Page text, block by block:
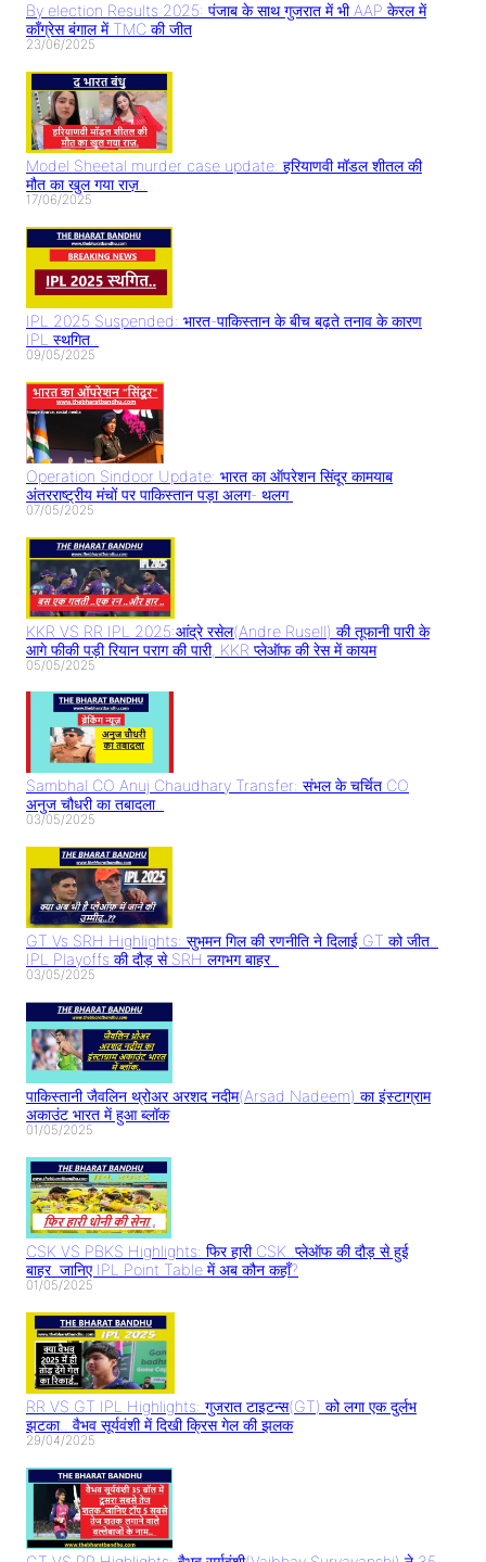
By election Results 2025: पंजाब के साथ गुजरात में भी AAP केरल में
काँग्रेस बंगाल में TMC की जीत
23/06/2025
Model Sheetal murder case update: हरियाणवी मॉडल शीतल की
मौत का खुल गया राज़..
17/06/2025
IPL 2025 Suspended: भारत-पाकिस्तान के बीच बढ़ते तनाव के कारण
IPL स्थगित..
09/05/2025
Operation Sindoor Update: भारत का ऑपरेशन सिंदूर कामयाब
अंतरराष्ट्रीय मंचों पर पाकिस्तान पड़ा अलग- थलग
07/05/2025
KKR VS RR IPL 2025:आंद्रे रसेल(Andre Rusell) की तूफानी पारी के
आगे फीकी पड़ी रियान पराग की पारी, KKR प्लेऑफ की रेस में कायम
05/05/2025
Sambhal CO Anuj Chaudhary Transfer: संभल के चर्चित CO
अनुज चौधरी का तबादला..
03/05/2025
GT Vs SRH Highlights: सुभमन गिल की रणनीति ने दिलाई GT को जीत..
IPL Playoffs की दौड़ से SRH लगभग बाहर..
03/05/2025
पाकिस्तानी जैवलिन थ्रोअर अरशद नदीम(Arsad Nadeem) का इंस्टाग्राम
अकाउंट भारत में हुआ ब्लॉक
01/05/2025
CSK VS PBKS Highlights: फिर हारी CSK..प्लेऑफ की दौड़ से हुई
बाहर..जानिए IPL Point Table में अब कौन कहाँ?
01/05/2025
RR VS GT IPL Highlights: गुजरात टाइटन्स(GT) को लगा एक दुर्लभ
झटका.. वैभव सूर्यवंशी में दिखी क्रिस गेल की झलक
29/04/2025